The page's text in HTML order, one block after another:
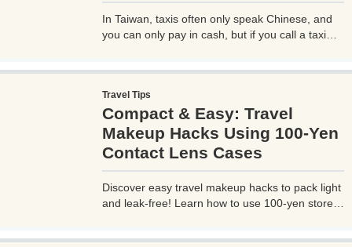
In Taiwan, taxis often only speak Chinese, and
you can only pay in cash, but if you call a taxi
when using UBER, as if you are not careful, you
may be hit with an unexpectedly high bill.
Travel Tips
Compact & Easy: Travel
Makeup Hacks Using 100-Yen
Contact Lens Cases
Discover easy travel makeup hacks to pack light
and leak-free! Learn how to use 100-yen store